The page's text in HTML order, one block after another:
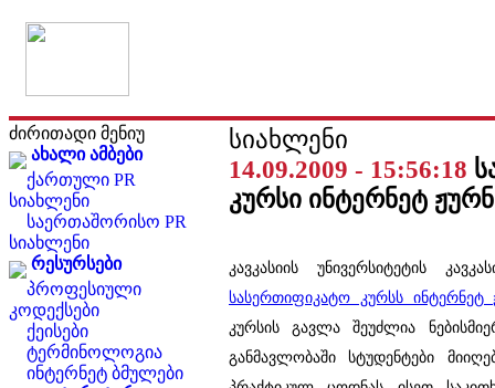
ძირითადი მენიუ
ახალი ამბები
ქართული PR
სიახლენი
საერთაშორისო PR
სიახლენი
რესურსები
პროფესიული
კოდექსები
ქეისები
ტერმინოლოგია
ინტერნეტ ბმულები
სიახლენი
14.09.2009 - 15:56:18
კურსი ინტერნეტ
კავკასიის უნივერსიტეტის
სასერთიფიკატო კურსს ინტერნეტ
კურსის გავლა შეუძლია
განმავლობაში სტუდენტები